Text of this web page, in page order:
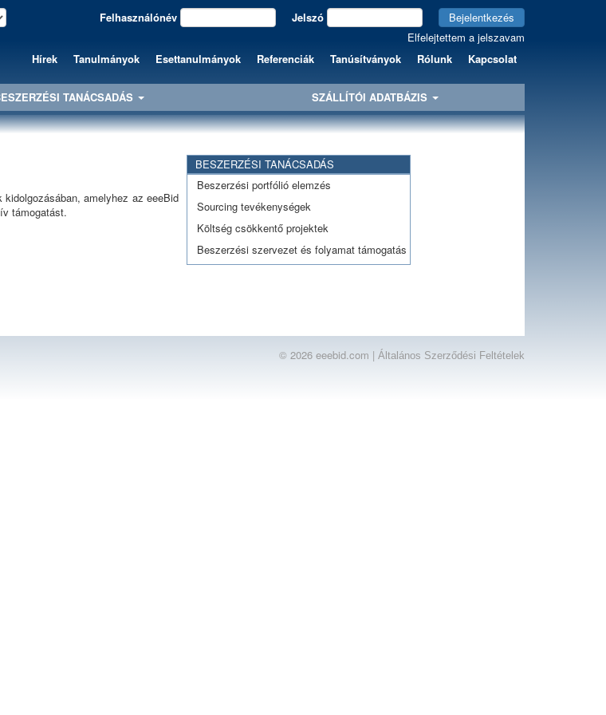
Felhasználónév Jelszó
Bejelentkezés
Elfelejtettem a jelszavam
Hírek
Tanulmányok Esettanulmányok Referenciák Tanúsítványok Rólunk Kapcsolat
TANÁCSADÁS SZÁLLÍTÓI ADATBÁZIS
amelyhez az eeeBid
támogatást.
BESZERZÉSI TANÁCSADÁS
Beszerzési portfólió elemzés
Sourcing tevékenységek
Költség csökkentő projektek
Beszerzési szervezet és folyamat támogatás
© 2026 eeebid.com | Általános Szerződési Feltételek